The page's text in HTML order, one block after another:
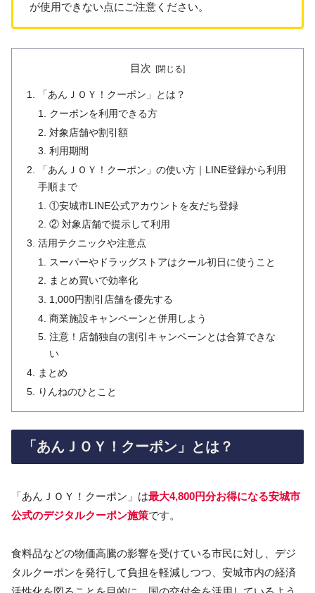
が使用できない点にご注意ください。
目次
「あんＪＯＹ！クーポン」とは？
クーポンを利用できる方
対象店舗や割引額
利用期間
「あんＪＯＹ！クーポン」の使い方｜LINE登録から利用
手順まで
①安城市LINE公式アカウントを友だち登録
② 対象店舗で提示して利用
活用テクニックや注意点
スーパーやドラッグストアはクール初日に使うこと
まとめ買いで効率化
1,000円割引店舗を優先する
商業施設キャンペーンと併用しよう
注意！店舗独自の割引キャンペーンとは合算できな
い
まとめ
りんねのひとこと
「あんＪＯＹ！クーポン」とは？
「あんＪＯＹ！クーポン」は最大4,800円分お得になる安城市
公式のデジタルクーポン施策です。
食料品などの物価高騰の影響を受けている市民に対し、デジ
タルクーポンを発行して負担を軽減しつつ、安城市内の経済